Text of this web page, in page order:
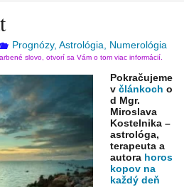
Prognózy, Astrológia, Numerológia
slovo, otvorí sa Vám o tom viac informácií.
Pokračujeme
v článkoch o
d Mgr.
Miroslava
Kostelnika –
astrológa,
terapeuta a
autora horos
kopov na
každý deň